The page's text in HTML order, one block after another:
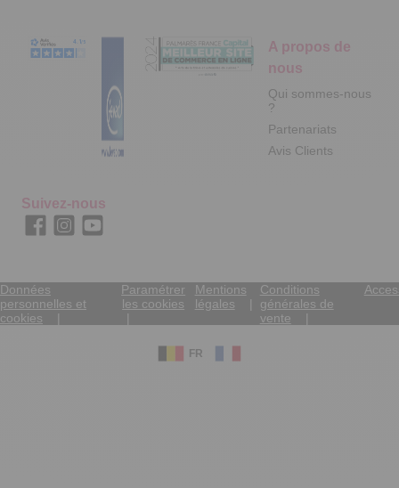
A propos de
nous
Qui sommes-nous
?
Partenariats
Avis Clients
Suivez-nous
Données
personnelles et
cookies
Paramétrer
les cookies
Mentions
légales
Conditions
générales de
vente
FR